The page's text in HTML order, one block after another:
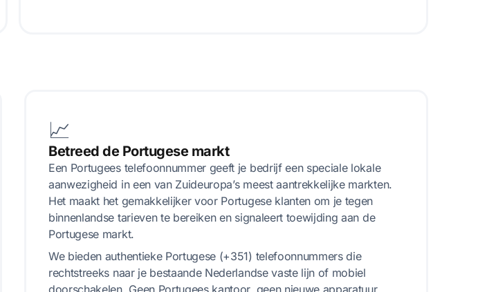
📈
Betreed de Portugese markt
Een Portugees telefoonnummer geeft je bedrijf een speciale lokale
aanwezigheid in een van Zuideuropa’s meest aantrekkelijke markten.
Het maakt het gemakkelijker voor Portugese klanten om je tegen
binnenlandse tarieven te bereiken en signaleert toewijding aan de
Portugese markt.
We bieden authentieke Portugese (+351) telefoonnummers die
rechtstreeks naar je bestaande Nederlandse vaste lijn of mobiel
doorschakelen. Geen Portugees kantoor, geen nieuwe apparatuur,